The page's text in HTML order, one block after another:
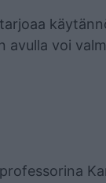
avulla voi